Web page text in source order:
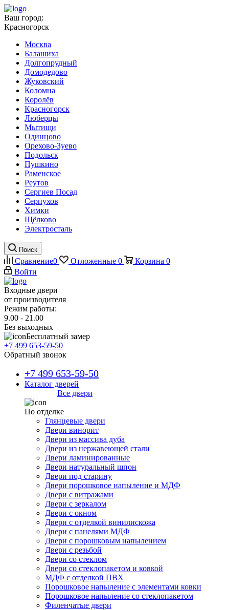
Ваш город:
Красногорск
Москва
Балашиха
Долгопрудный
Домодедово
Жуковский
Коломна
Королёв
Красногорск
Люберцы
Мытищи
Одинцово
Орехово-Зуево
Подольск
Пушкино
Раменское
Реутов
Сергиев Посад
Серпухов
Химки
Щёлково
Электросталь
Поиск
Сравнение0 Отложенные 0 Корзина 0
Войти
Входные двери
от производителя
Режим работы:
9.00 - 21.00
Без выходных
Бесплатный замер
+7 499 653-59-50
Обратный звонок
+7 499 653-59-50
Каталог дверей
Все двери
По отделке
Глянцевые двери
Двери винорит
Двери из массива дуба
Двери из нержавеющей стали
Двери ламинированные
Двери натуральный шпон
Двери под старину
Двери порошковое напыление и МДФ
Двери с витражами
Двери с зеркалом
Двери с окном
Двери с отделкой винилискожа
Двери с панелями МДФ
Двери с порошковым напылением
Двери с резьбой
Двери со стеклом
Двери со стеклопакетом и ковкой
МДФ с отделкой ПВХ
Порошковое напыление с элементами ковки
Порошковое напыление со стеклопакетом
Филенчатые двери